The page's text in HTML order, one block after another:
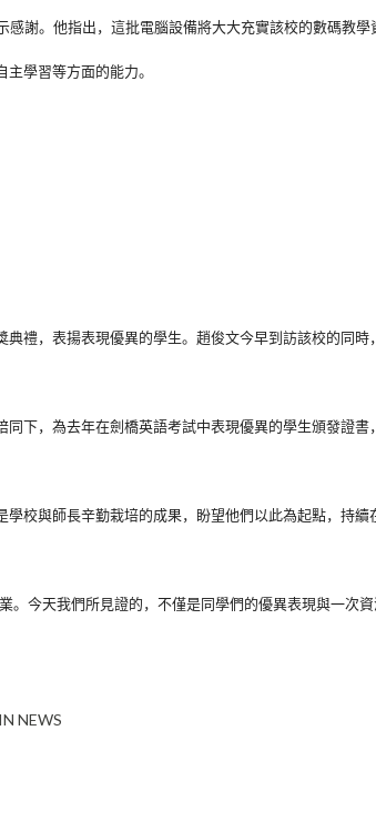
謝。他指出， 這批電腦設備將大大充實該校的數碼教學
主學習等方面的能力。
禮，表揚表現優異的學生。 趙俊文今早到訪該校的同時
下， 為去年在劍橋英語考試中表現優異的學生頒發證書，
校與師長辛勤栽培的成果， 盼望他們以此為起點，持續
。今天我們所見證的， 不僅是同學們的優異表現與一次資
NEWS